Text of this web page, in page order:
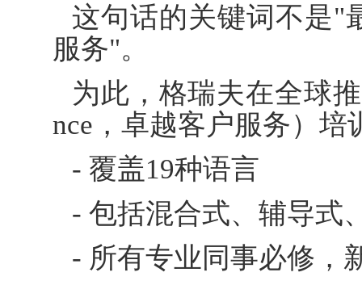
这句话的关键词不是"
服务"。
为此，格瑞夫在全球推
nce，卓越客户服务）培
- 覆盖19种语言
- 包括混合式、辅导式
- 所有专业同事必修，